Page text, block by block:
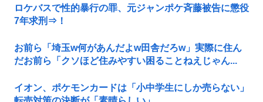
ロケバスで性的暴行の罪、元ジャンポケ斉藤被告に懲役
7年求刑⇒！
お前ら「埼玉w何があんだよw田舎だろw」実際に住ん
だお前ら「クソほど住みやすい困ることねえじゃん...
イオン、ポケモンカードは「小中学生にしか売らない」